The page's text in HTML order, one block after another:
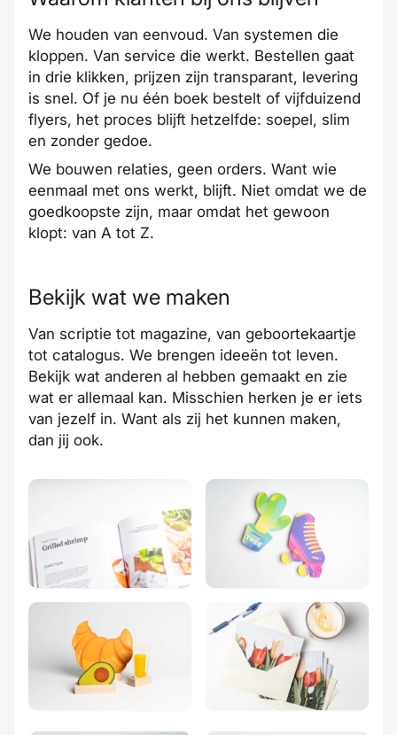
We houden van eenvoud. Van systemen die
kloppen. Van service die werkt. Bestellen gaat
in drie klikken, prijzen zijn transparant, levering
is snel. Of je nu één boek bestelt of vijfduizend
flyers, het proces blijft hetzelfde: soepel, slim
en zonder gedoe.
We bouwen relaties, geen orders. Want wie
eenmaal met ons werkt, blijft. Niet omdat we de
goedkoopste zijn, maar omdat het gewoon
klopt: van A tot Z.
Bekijk wat we maken
Van scriptie tot magazine, van geboortekaartje
tot catalogus. We brengen ideeën tot leven.
Bekijk wat anderen al hebben gemaakt en zie
wat er allemaal kan. Misschien herken je er iets
van jezelf in. Want als zij het kunnen maken,
dan jij ook.